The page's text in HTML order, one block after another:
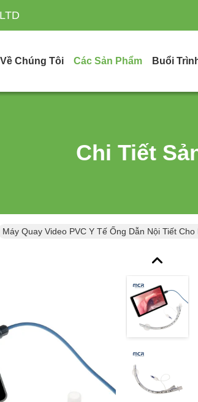
Về Chúng Tôi Các Sản Phẩm Buổi
Chi Tiết
Máy Quay Video PVC Y Tế Ống Dẫn Nội Tiết Cho